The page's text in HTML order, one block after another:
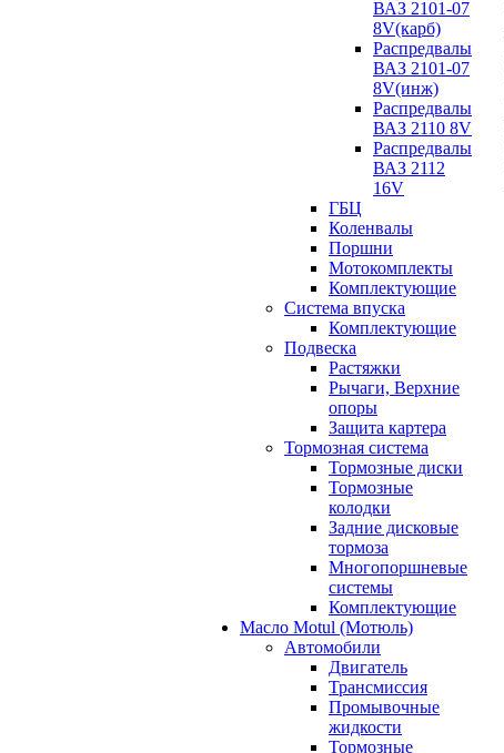
ВАЗ 2101-07
8V(карб)
Распредвалы
ВАЗ 2101-07
8V(инж)
Распредвалы
ВАЗ 2110 8V
Распредвалы
ВАЗ 2112
16V
ГБЦ
Коленвалы
Поршни
Мотокомплекты
Комплектующие
Система впуска
Комплектующие
Подвеска
Растяжки
Рычаги, Верхние
опоры
Защита картера
Тормозная система
Тормозные диски
Тормозные
колодки
Задние дисковые
тормоза
Многопоршневые
системы
Комплектующие
Масло Motul (Мотюль)
Автомобили
Двигатель
Трансмиссия
Промывочные
жидкости
Тормозные